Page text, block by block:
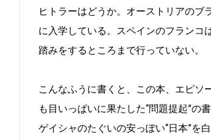
ヒトラーはどうか。オーストリアの
に入学している。スペインのフランコ
踏みをするところまで行っていない。
こんなふうに書くと、この本、エピソ
も目いっぱいに果たした“問題提起”の
ゲイシャのたぐいの安っぽい“日本”を